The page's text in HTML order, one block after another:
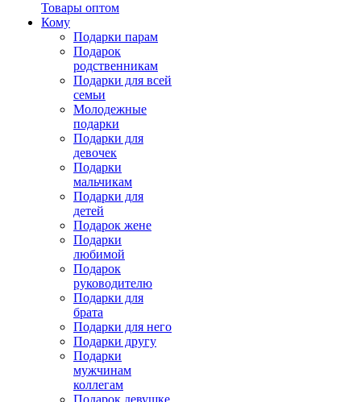
Товары оптом
Кому
Подарки парам
Подарок
родственникам
Подарки для всей
семьи
Молодежные
подарки
Подарки для
девочек
Подарки
мальчикам
Подарки для
детей
Подарок жене
Подарки
любимой
Подарок
руководителю
Подарки для
брата
Подарки для него
Подарки другу
Подарки
мужчинам
коллегам
Подарок девушке